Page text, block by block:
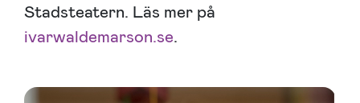
Stadsteatern. Läs mer på
ivarwaldemarson.se.